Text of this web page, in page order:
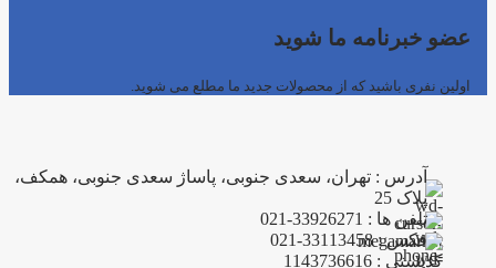
عضو خبرنامه ما شوید
اولین نفری باشید که از محصولات جدید ما مطلع می شوید.
آدرس : تهران، سعدی جنوبی، پاساژ سعدی جنوبی، همکف،
پلاک 25
تلفن ها : 33926271-021
فکس : 33113458-021
کدپستی : 1143736616